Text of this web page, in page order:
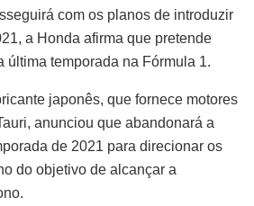
com os planos de introduzir
a Honda afirma que pretende
última temporada na Fórmula 1.
japonês, que fornece motores
anunciou que abandonará a
de 2021 para direcionar os
do objetivo de alcançar a